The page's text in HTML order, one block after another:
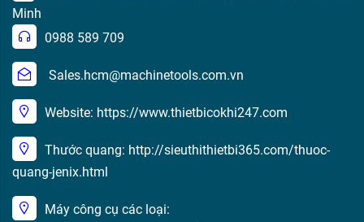
Minh
0988 589 709
Sales.hcm@machinetools.com.vn
Website: https://www.thietbicokhi247.com
Thước quang: http://sieuthithietbi365.com/thuoc-
quang-jenix.html
Máy công cụ các loại: